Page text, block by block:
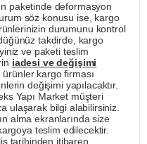
paketinde deformasyon
söz konusu ise, kargo
durumunu kontrol
takdirde, kargo
ve paketi teslim
iadesi ve değişimi
kargo firması
değişimi yapılacaktır.
Yapı Market müşteri
ulaşarak bilgi alabilirsiniz.
alma ekranlarında size
teslim edilecektir.
tarihinden itibaren